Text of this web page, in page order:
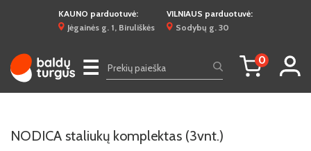
KAUNO parduotuvė:
Jėgainės g. 1, Biruliškės
VILNIAUS parduotuvė:
Sodybų g. 30
☰ 0
NODICA staliukų komplektas (3vnt.)